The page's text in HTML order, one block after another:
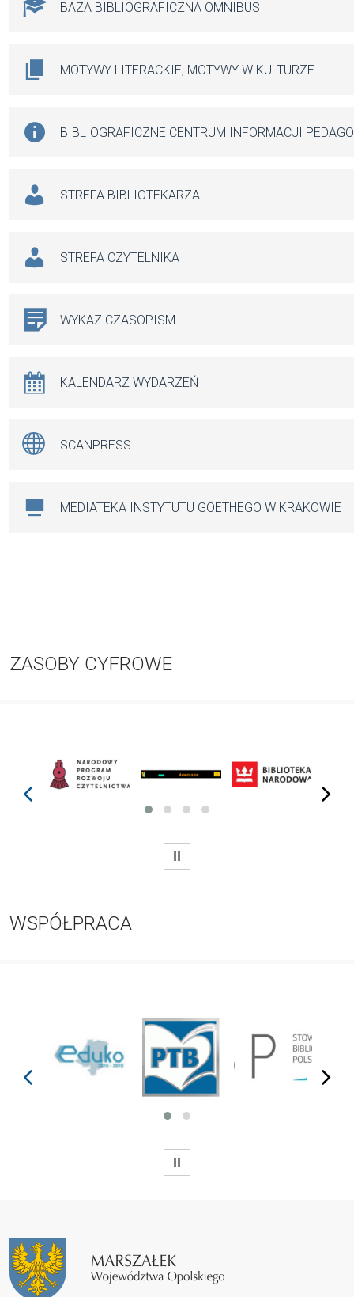
BAZA BIBLIOGRAFICZNA OMNIBUS
MOTYWY LITERACKIE, MOTYWY W KULTURZE
BIBLIOGRAFICZNE CENTRUM INFORMACJI
STREFA BIBLIOTEKARZA
STREFA CZYTELNIKA
WYKAZ CZASOPISM
KALENDARZ WYDARZEŃ
SCANPRESS
MEDIATEKA INSTYTUTU GOETHEGO W KRAKOWIE
ZASOBY CYFROWE
prev next
WSTRZYMAJ
WSPÓŁPRACA
prev next
WSTRZYMAJ